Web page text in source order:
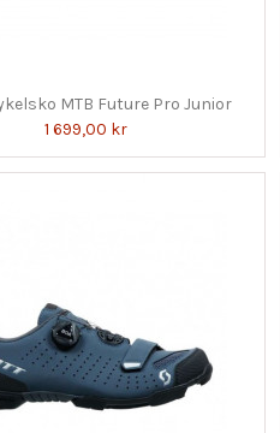
MTB Future Pro Junior
1 699,00 kr